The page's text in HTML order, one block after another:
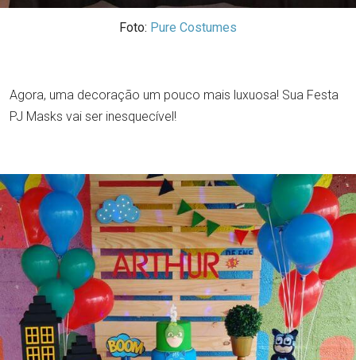
Foto: Pure Costumes
Agora, uma decoração um pouco mais luxuosa! Sua Festa
PJ Masks vai ser inesquecível!